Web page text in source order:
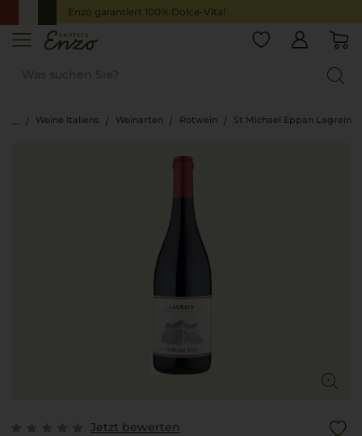
Enzo garantiert 100% Dolce-Vita!
Weine Italiens Weinarten Rotwein St Michael Eppan Lagrein
Jetzt bewerten